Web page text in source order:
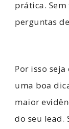
prática.
perguntas
Por isso
uma boa
maior
do seu lead.